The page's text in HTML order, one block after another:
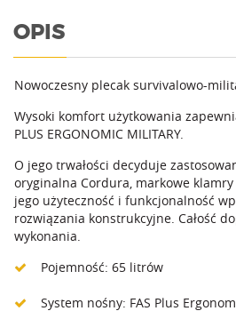
OPIS
Nowoczesny plecak survivalowo-
Wysoki komfort użytkowania
PLUS ERGONOMIC MILITARY.
O jego trwałości decyduje
oryginalna Cordura, markowe
jego użyteczność i funkcjonalność
rozwiązania konstrukcyjne. Całość
wykonania.
Pojemność: 65 litrów
System nośny: FAS Plus